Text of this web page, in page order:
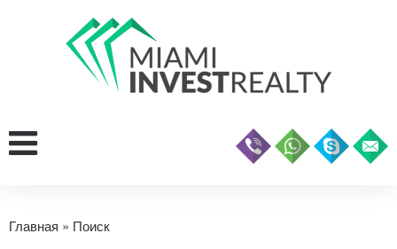
Главная » Поиск